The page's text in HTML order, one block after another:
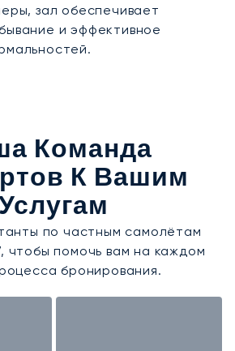
зал обеспечивает
и эффективное
Команда
К Вашим
Услугам
по частным самолётам
чтобы помочь вам на каждом
бронирования.